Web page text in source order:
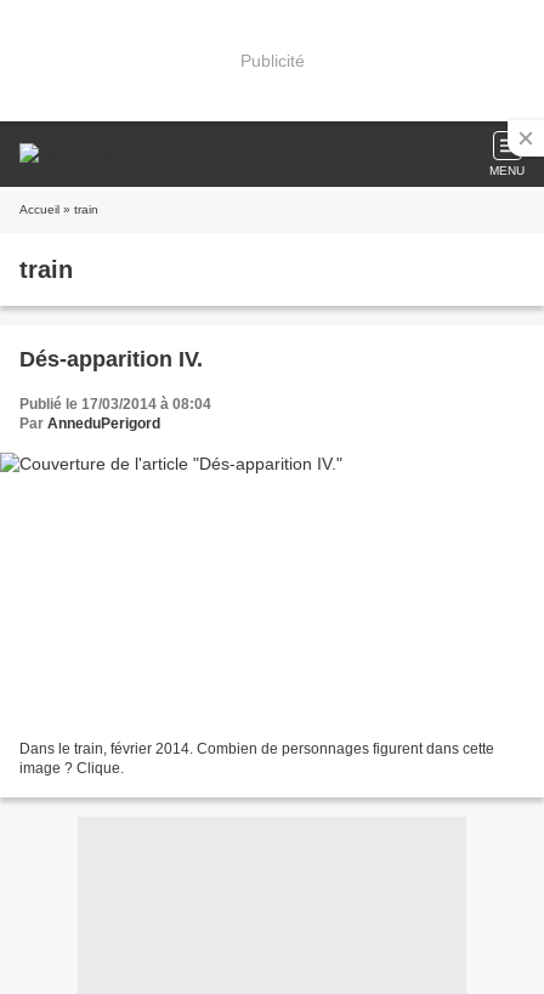
Publicité
MENU
Accueil » train
train
Dés-apparition IV.
Publié le 17/03/2014 à 08:04
Par AnneduPerigord
Dans le train, février 2014. Combien de personnages figurent dans cette
image ? Clique.